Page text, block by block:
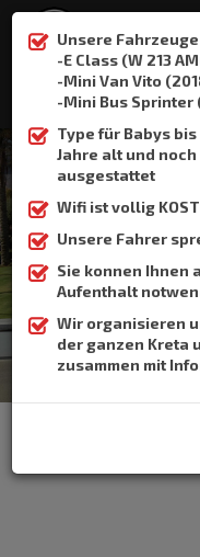
Unsere Fahrzeuge
-E Class (W 213
-Mini Van Vito
-Mini Bus Sprinter
Type für Babys
Jahre alt und
ausgestattet
Wifi ist vollig
Unsere Fahrer
Sie konnen Ihnen
Aufenthalt
Wir organisieren
der ganzen Kreta
zusammen mit
+306932337015